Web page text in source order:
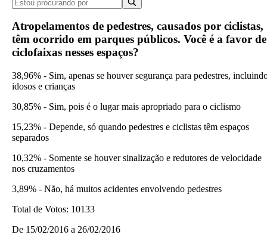
Atropelamentos de pedestres, causados por ciclistas,
têm ocorrido em parques públicos. Você é a favor de
ciclofaixas nesses espaços?
38,96% - Sim, apenas se houver segurança para pedestres,
idosos e crianças
30,85% - Sim, pois é o lugar mais apropriado para o ciclismo
15,23% - Depende, só quando pedestres e ciclistas têm espaços
separados
10,32% - Somente se houver sinalização e redutores de velocidade
nos cruzamentos
3,89% - Não, há muitos acidentes envolvendo pedestres
Total de Votos: 10133
De 15/02/2016 a 26/02/2016